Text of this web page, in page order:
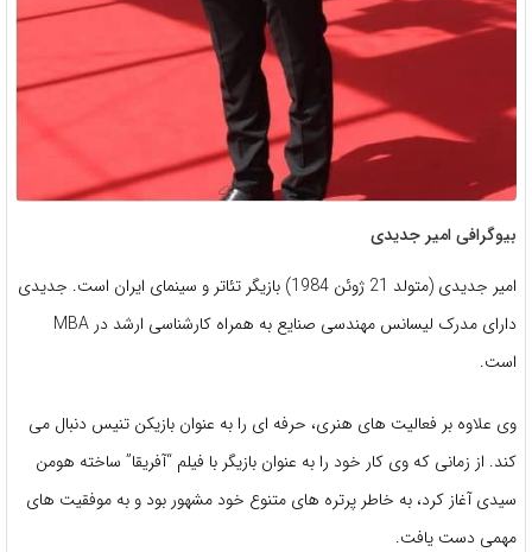
بیوگرافی امیر جدیدی
امیر جدیدی (متولد 21 ژوئن 1984) بازیگر تئاتر و سینمای ایران است. جدیدی
دارای مدرک لیسانس مهندسی صنایع به همراه کارشناسی ارشد در MBA
است.
وی علاوه بر فعالیت های هنری، حرفه ای را به عنوان بازیکن تنیس دنبال می
کند. از زمانی که وی کار خود را به عنوان بازیگر با فیلم “آفریقا” ساخته هومن
سیدی آغاز کرد، به خاطر پرتره های متنوع خود مشهور بود و به موفقیت های
مهمی دست یافت.